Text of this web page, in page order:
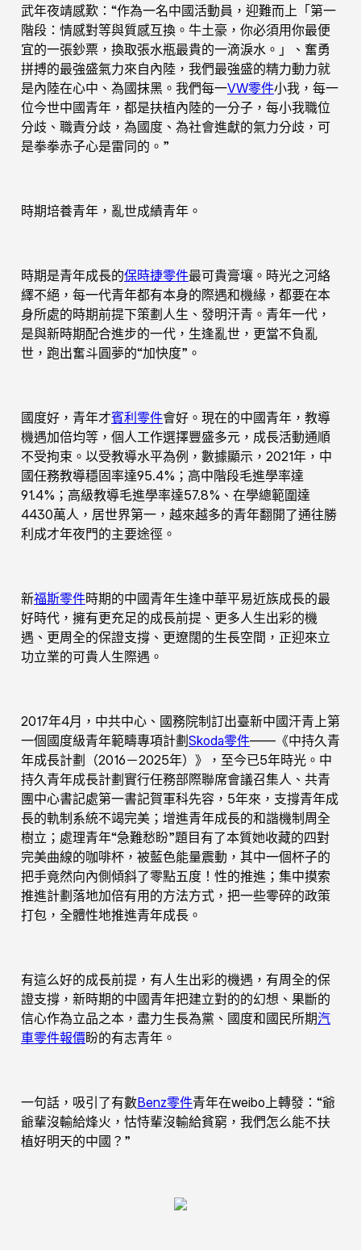
武年夜靖感歎：“作為一名中國活動員，迎難而上「第一
階段：情感對等與質感互換。牛土豪，你必須用你最便
宜的一張鈔票，換取張水瓶最貴的一滴淚水。」、奮勇
拼搏的最強盛氣力來自內陸，我們最強盛的精力動力就
是內陸在心中、為國抹黑。我們每一VW零件小我，每一
位今世中國青年，都是扶植內陸的一分子，每小我職位
分歧、職責分歧，為國度、為社會進獻的氣力分歧，可
是拳拳赤子心是雷同的。”
時期培養青年，亂世成績青年。
時期是青年成長的保時捷零件最可貴膏壤。時光之河絡
繹不絕，每一代青年都有本身的際遇和機緣，都要在本
身所處的時期前提下策劃人生、發明汗青。青年一代，
是與新時期配合進步的一代，生逢亂世，更當不負亂
世，跑出奮斗圓夢的“加快度”。
國度好，青年才賓利零件會好。現在的中國青年，教導
機遇加倍均等，個人工作選擇豐盛多元，成長活動通順
不受拘束。以受教導水平為例，數據顯示，2021年，中
國任務教導穩固率達95.4%；高中階段毛進學率達
91.4%；高級教導毛進學率達57.8%、在學總範圍達
4430萬人，居世界第一，越來越多的青年翻開了通往勝
利成才年夜門的主要途徑。
新福斯零件時期的中國青年生逢中華平易近族成長的最
好時代，擁有更充足的成長前提、更多人生出彩的機
遇、更周全的保證支撐、更遼闊的生長空間，正迎來立
功立業的可貴人生際遇。
2017年4月，中共中心、國務院制訂出臺新中國汗青上第
一個國度級青年範疇專項計劃Skoda零件——《中持久青
年成長計劃（2016－2025年）》，至今已5年時光。中
持久青年成長計劃實行任務部際聯席會議召集人、共青
團中心書記處第一書記賀軍科先容，5年來，支撐青年成
長的軌制系統不竭完美；增進青年成長的和諧機制周全
樹立；處理青年“急難愁盼”題目有了本質她收藏的四對
完美曲線的咖啡杯，被藍色能量震動，其中一個杯子的
把手竟然向內側傾斜了零點五度！性的推進；集中摸索
推進計劃落地加倍有用的方法方式，把一些零碎的政策
打包，全體性地推進青年成長。
有這么好的成長前提，有人生出彩的機遇，有周全的保
證支撐，新時期的中國青年把建立對的的幻想、果斷的
信心作為立品之本，盡力生長為黨、國度和國民所期汽
車零件報價盼的有志青年。
一句話，吸引了有數Benz零件青年在weibo上轉發：“爺
爺輩沒輸給烽火，怙恃輩沒輸給貧窮，我們怎么能不扶
植好明天的中國？”